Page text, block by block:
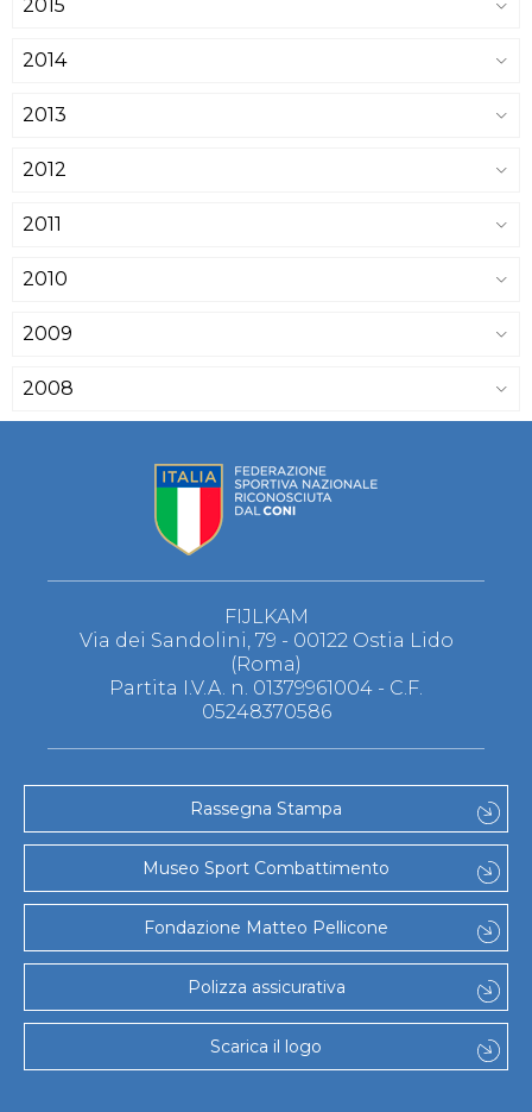
2015
2014
2013
2012
2011
2010
2009
2008
FIJLKAM
Via dei Sandolini, 79 - 00122 Ostia Lido
(Roma)
Partita I.V.A. n. 01379961004 - C.F.
05248370586
Rassegna Stampa
Museo Sport Combattimento
Fondazione Matteo Pellicone
Polizza assicurativa
Scarica il logo